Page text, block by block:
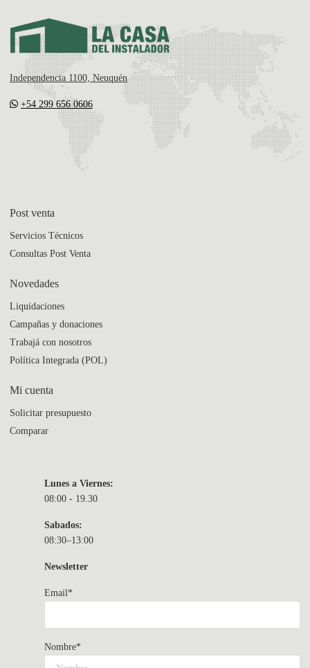
Independencia 1100, Neuquén
+54 299 656 0606
Post venta
Servicios Técnicos
Consultas Post Venta
Novedades
Liquidaciones
Campañas y donaciones
Trabajá con nosotros
Política Integrada (POL)
Mi cuenta
Solicitar presupuesto
Comparar
Lunes a Viernes:
08:00 - 19.30
Sabados:
08:30–13:00
Newsletter
Email*
Nombre*